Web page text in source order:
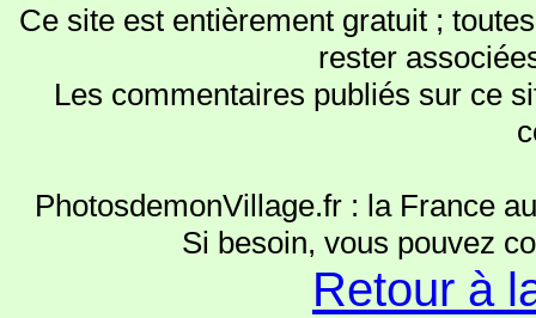
Ce site est entièrement gratuit ;
rester
Les commentaires publiés sur ce
PhotosdemonVillage.fr : la France
Si besoin, vous pouvez
Retour à